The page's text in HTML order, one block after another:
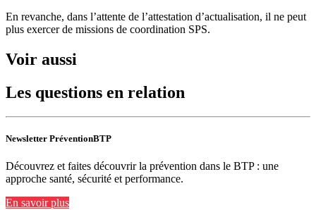
En revanche, dans l’attente de l’attestation d’actualisation, il ne peut
plus exercer de missions de coordination SPS.
Voir aussi
Les questions en relation
Newsletter PréventionBTP
Découvrez et faites découvrir la prévention dans le BTP : une
approche santé, sécurité et performance.
En savoir plus